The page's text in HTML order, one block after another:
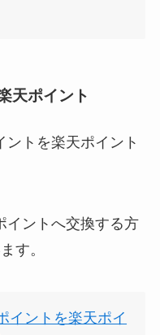
天ポイント
ントを楽天ポイント
イントへ交換する方
す。
イントを楽天ポイ